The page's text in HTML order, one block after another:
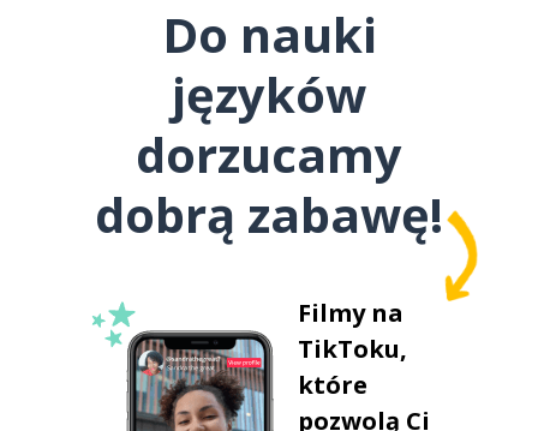
Do nauki
języków
dorzucamy
dobrą zabawę!
Filmy na
TikToku,
które
pozwolą Ci